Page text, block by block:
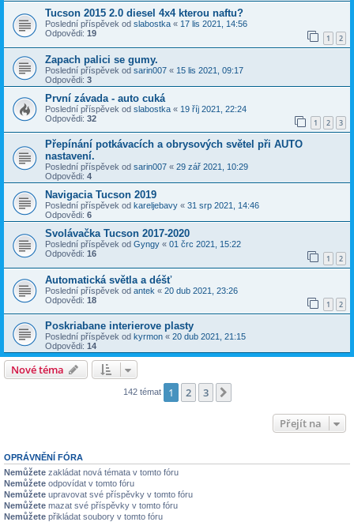
Tucson 2015 2.0 diesel 4x4 kterou naftu?
Poslední příspěvek od slabostka « 17 lis 2021, 14:56
Odpovědi: 19 1 2
Zapach palici se gumy.
Poslední příspěvek od sarin007 « 15 lis 2021, 09:17
Odpovědi: 3
První závada - auto cuká
Poslední příspěvek od slabostka « 19 říj 2021, 22:24
Odpovědi: 32 1 2 3
Přepínání potkávacích a obrysových světel při AUTO
nastavení.
Poslední příspěvek od sarin007 « 29 zář 2021, 10:29
Odpovědi: 4
Navigacia Tucson 2019
Poslední příspěvek od kareljebavy « 31 srp 2021, 14:46
Odpovědi: 6
Svolávačka Tucson 2017-2020
Poslední příspěvek od Gyngy « 01 črc 2021, 15:22
Odpovědi: 16 1 2
Automatická světla a déšť
Poslední příspěvek od antek « 20 dub 2021, 23:26
Odpovědi: 18 1 2
Poskriabane interierove plasty
Poslední příspěvek od kyrmon « 20 dub 2021, 21:15
Odpovědi: 14
Nové téma
142 témat 1 2 3
Přejít na
OPRÁVNĚNÍ FÓRA
Nemůžete zakládat nová témata v tomto fóru
Nemůžete odpovídat v tomto fóru
Nemůžete upravovat své příspěvky v tomto fóru
Nemůžete mazat své příspěvky v tomto fóru
Nemůžete přikládat soubory v tomto fóru